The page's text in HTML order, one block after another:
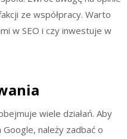
ze współpracy. Warto
w SEO i czy inwestuje w
wiele działań. Aby
należy zadbać o